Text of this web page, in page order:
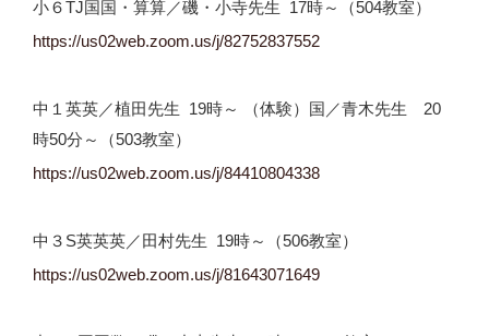
小６TJ国国・算算／磯・小寺先生 17時～（504教室）
https://us02web.zoom.us/j/82752837552
中１英英／植田先生 19時～ （体験）国／青木先生 20
時50分～（503教室）
https://us02web.zoom.us/j/84410804338
中３S英英英／田村先生 19時～（506教室）
https://us02web.zoom.us/j/81643071649